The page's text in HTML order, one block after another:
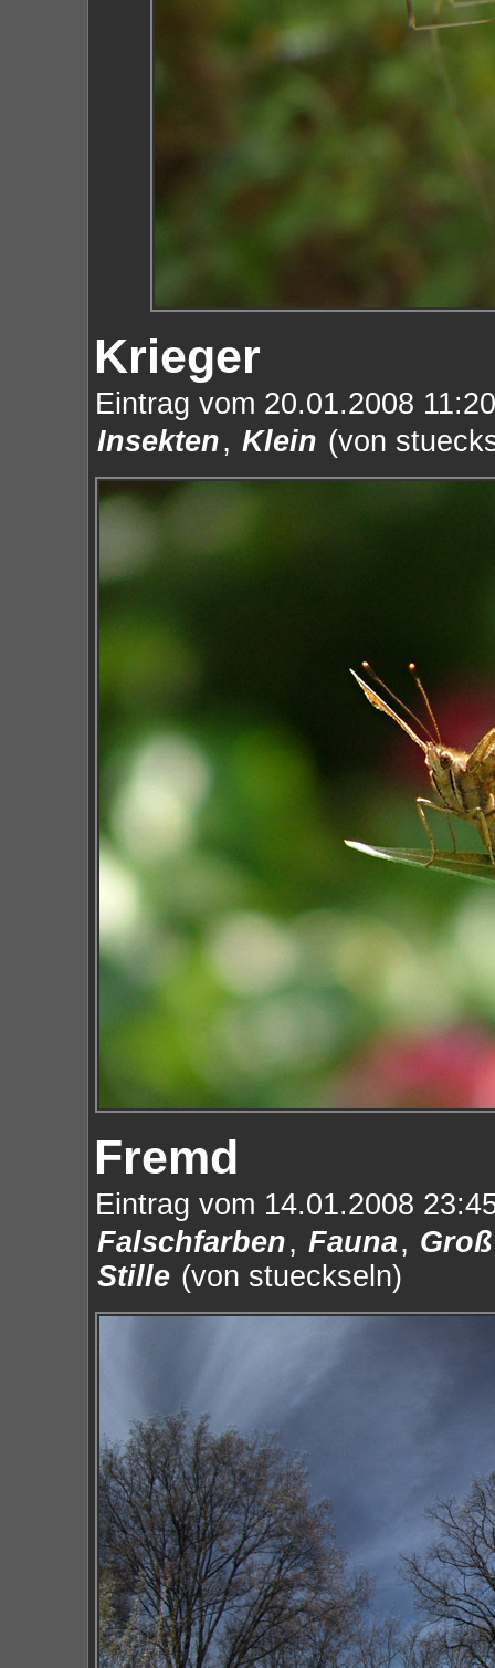
Krieger
Eintrag vom 20.01.2008
Insekten, Klein (von
Fremd
Eintrag vom 14.01.2008
Falschfarben, Fauna, Groß
Stille (von stueckseln)